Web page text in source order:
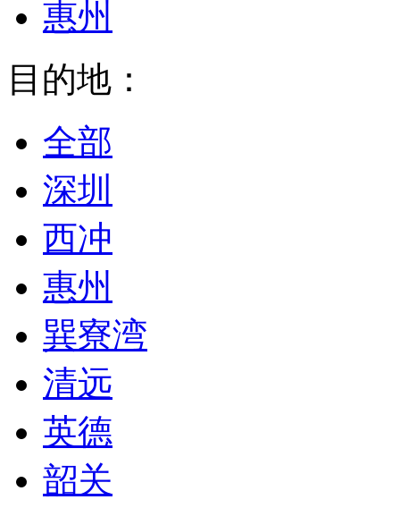
惠州
目的地：
全部
深圳
西冲
惠州
巽寮湾
清远
英德
韶关